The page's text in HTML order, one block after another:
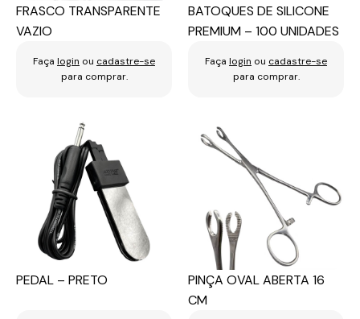
FRASCO TRANSPARENTE
VAZIO
Faça login ou cadastre-se
para comprar.
BATOQUES DE SILICONE
PREMIUM – 100 UNIDADES
Faça login ou cadastre-se
para comprar.
PEDAL – PRETO
PINÇA OVAL ABERTA 16
CM